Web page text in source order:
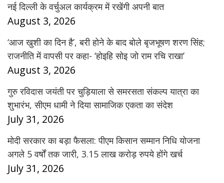
नई दिल्ली के वर्चुअल कार्यक्रम में रखेंगी अपनी बात
August 3, 2026
‘आज खुशी का दिन है’, बरी होने के बाद बोले बृजभूषण शरण सिंह;
राजनीति में वापसी पर कहा- ‘होइहि सोइ जो राम रचि राखा’
August 3, 2026
गुरु रविदास जयंती पर चुड़ियाला से समरसता संकल्प यात्रा का
शुभारंभ, सीएम धामी ने दिया सामाजिक एकता का संदेश
July 31, 2026
मोदी सरकार का बड़ा फैसला: पीएम किसान सम्मान निधि योजना
अगले 5 वर्षों तक जारी, 3.15 लाख करोड़ रुपये होंगे खर्च
July 31, 2026